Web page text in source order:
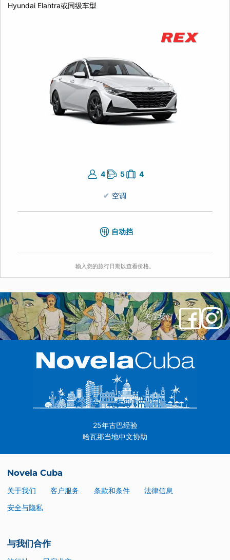
Hyundai Elantra或同级车型
4 5 4
空调
自动挡
输入您的旅行日期以查看价格。
关注我们！
25年古巴经验
哈瓦那当地中文协助
Novela Cuba
关于我们 客户服务 条款和条件
法律信息
安全与隐私
与我们合作